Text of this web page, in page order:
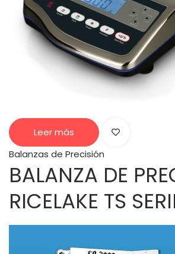
Leer más
Balanzas de Precisión
BALANZA DE
RICELAKE TS